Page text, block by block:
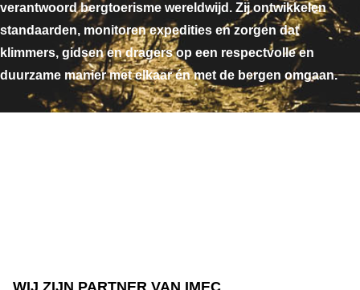
verantwoord bergtoerisme wereldwijd. Zij ontwikkelen
standaarden, monitoren expedities en zorgen dat
klimmers, gidsen en dragers op een respectvolle en
duurzame manier met elkaar én met de bergen omgaan.
WIJ ZIJN PARTNER VAN IMEC